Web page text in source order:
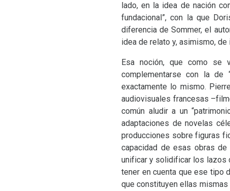
lado, en la idea de nación
fundacional”, con la que
diferencia de Sommer, el
idea de relato y, asimismo,
Esa noción, que como se
complementarse con la de
exactamente lo mismo.
audiovisuales francesas
común aludir a un
adaptaciones de novelas
producciones sobre figuras
capacidad de esas obras de
unificar y solidificar los lazos
tener en cuenta que ese tipo
que constituyen ellas mismas